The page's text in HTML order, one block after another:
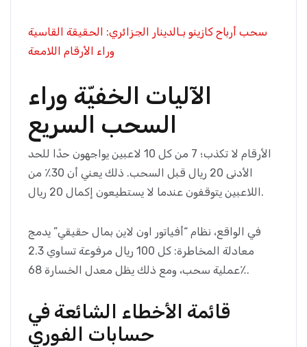
سحب أرباح كازينو بـالدينار الجزائري: الحقيقة القاسية
وراء الأرقام اللامعة
الآليات الخفيّة وراء
السحب السريع
الأرقام لا تكذب؛ 7 من كل 10 لاعبين يواجهون حدًا للحد
الأدنى 20 ريال قبل السحب. ذلك يعني أن 30٪ من
اللاعبين يتوقفون عندما لا يستطيعون إكمال 20 ريال.
في الواقع، نظام “أفياتور اون لاين بمال حقيقي” يدمج
معادلة المخاطرة: كل 100 ريال مرفوعة تساوي 2.3
عملية سحب، ومع ذلك يظل معدل الخسارة 68٪.
قائمة الأخطاء الشائعة في
حسابات الفوري